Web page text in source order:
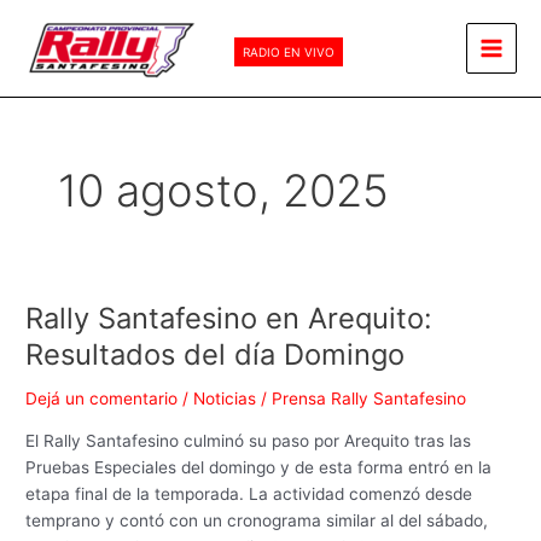
contenido
RADIO EN VIVO
Main
10 agosto, 2025
Rally Santafesino en Arequito:
Resultados del día Domingo
Dejá un comentario / Noticias / Prensa Rally Santafesino
El Rally Santafesino culminó su paso por Arequito tras las
Pruebas Especiales del domingo y de esta forma entró en la
etapa final de la temporada. La actividad comenzó desde
temprano y contó con un cronograma similar al del sábado,
Rally
Santafesino
en
Arequito:
del
día
Domingo